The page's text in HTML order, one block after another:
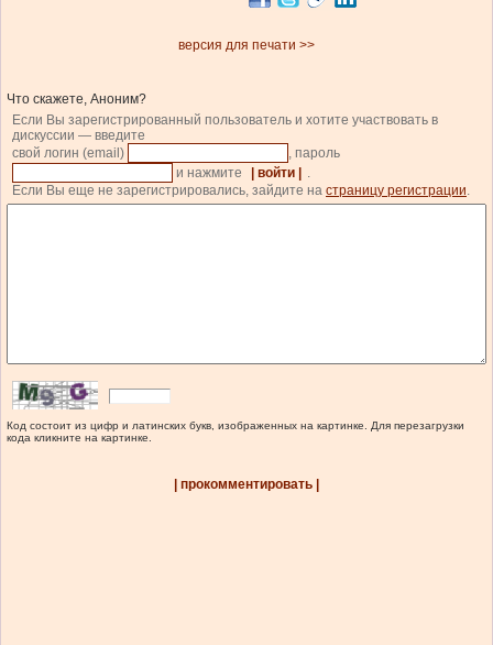
версия для печати >>
Что скажете, Аноним?
Если Вы зарегистрированный пользователь и хотите участвовать в
дискуссии — введите
свой логин (email)
, пароль
и нажмите
| войти |
.
Если Вы еще не зарегистрировались, зайдите на страницу регистрации.
Код состоит из цифр и латинских букв, изображенных на картинке. Для перезагрузки
кода кликните на картинке.
| прокомментировать |